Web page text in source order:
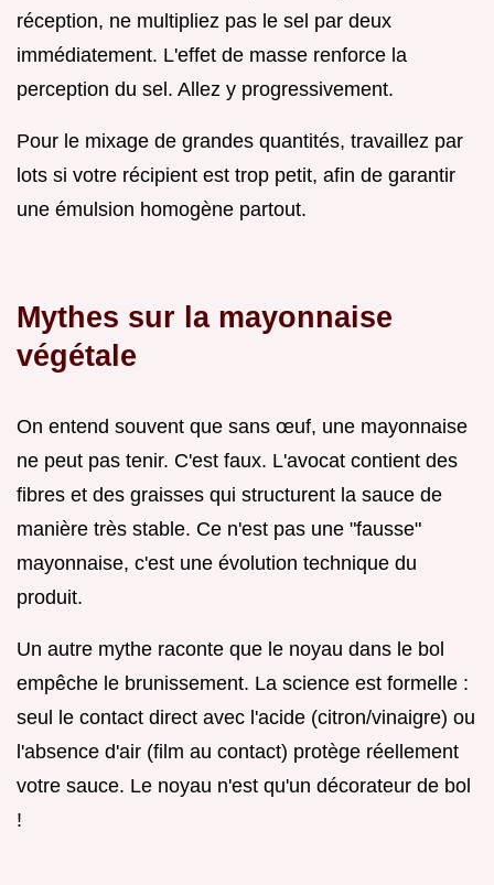
réception, ne multipliez pas le sel par deux
immédiatement. L'effet de masse renforce la
perception du sel. Allez y progressivement.
Pour le mixage de grandes quantités, travaillez par
lots si votre récipient est trop petit, afin de garantir
une émulsion homogène partout.
Mythes sur la mayonnaise
végétale
On entend souvent que sans œuf, une mayonnaise
ne peut pas tenir. C'est faux. L'avocat contient des
fibres et des graisses qui structurent la sauce de
manière très stable. Ce n'est pas une "fausse"
mayonnaise, c'est une évolution technique du
produit.
Un autre mythe raconte que le noyau dans le bol
empêche le brunissement. La science est formelle :
seul le contact direct avec l'acide (citron/vinaigre) ou
l'absence d'air (film au contact) protège réellement
votre sauce. Le noyau n'est qu'un décorateur de bol
!